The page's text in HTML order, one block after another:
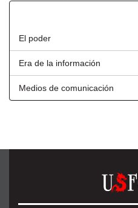
El poder
Era de la información
Medios de comunicación